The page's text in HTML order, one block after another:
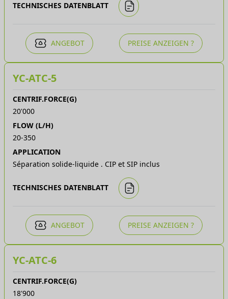
TECHNISCHES DATENBLATT
ANGEBOT PREISE ANZEIGEN ?
YC-ATC-5
CENTRIF.FORCE(G)
20'000
FLOW (L/H)
20-350
APPLICATION
Séparation solide-liquide . CIP et SIP inclus
TECHNISCHES DATENBLATT
ANGEBOT PREISE ANZEIGEN ?
YC-ATC-6
CENTRIF.FORCE(G)
18'900